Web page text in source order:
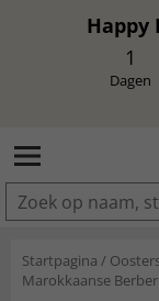
Happy
1
Dagen
Startpagina /
Marokkaanse